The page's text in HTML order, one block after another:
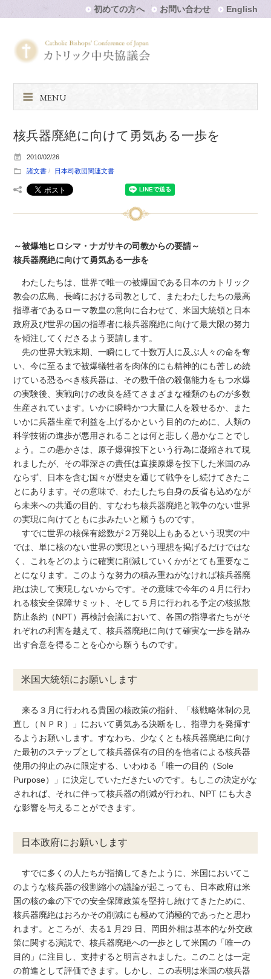
初めての方へ お問い合わせ English
MENU
核兵器廃絶に向けて勇気ある一歩を
2010/02/26
諸文書
日本司教団関連文書
～被爆地ヒロシマ・ナガサキの司教からの要請～
核兵器廃絶に向けて勇気ある一歩を
わたしたちは、世界で唯一の被爆国である日本のカトリック
教会の広島、長崎における司教として、またわたしたちの最高
指導者であるローマ教皇の意向に合わせて、米国大統領と日本
政府及び世界の国の指導者に核兵器廃絶に向けて最大限の努力
を傾注してくださるよう要請します。
先の世界大戦末期、一瞬にして十数万人に及ぶ人々の命を奪
い、今に至るまで被爆犠牲者を肉体的にも精神的にも苦しめ続
けている恐るべき核兵器は、その数千倍の殺傷能力をもつ水爆
の実験後、実戦向けの改良を経てさまざまな種類のものが多数
生産されています。いかに瞬時かつ大量に人を殺せるか、また
いかに兵器生産で利益を上げるかという目的のために、人類の
科学技術の進歩が悪用されることは何と悲しく愚かなことでし
ょう。この愚かさは、原子爆弾投下という行為に凝縮されて現
れましたが、その罪深さの責任は直接原爆を投下した米国のみ
ならず、日本を含む国々が歴史を通じて戦争をし続けてきたこ
とにあります。その意味で、わたしたち自身の反省も込めなが
ら未来への共通の目的、すなわち核兵器廃絶と戦争のない世界
の実現に向けてともに歩みたいと願うものです。
すでに世界の核保有総数が２万発以上もあるという現実の中
では、単に核のない世界の実現という理想を掲げるだけではな
く、これをどのように確実に削減していくかがとても重要なこ
とになります。このような努力の積み重ねがなければ核兵器廃
絶は決して実現しないからです。その意味で今年の４月に行わ
れる核安全保障サミット、そして５月に行われる予定の核拡散
防止条約（NPT）再検討会議において、各国の指導者たちがそ
れぞれの利害を越えて、核兵器廃絶に向けて確実な一歩を踏み
出す合意を得ることを心から願うものです。
米国大統領にお願いします
来る３月に行われる貴国の核政策の指針、「核戦略体制の見
直し（ＮＰＲ）」において勇気ある決断をし、指導力を発揮す
るようお願いします。すなわち、少なくとも核兵器廃絶に向け
た最初のステップとして核兵器保有の目的を他者による核兵器
使用の抑止のみに限定する、いわゆる「唯一の目的（Sole
Purpose）」に決定していただきたいのです。もしこの決定がな
されれば、それに伴って核兵器の削減が行われ、NPT にも大き
な影響を与えることができます。
日本政府にお願いします
すでに多くの人たちが指摘してきたように、米国においてこ
のような核兵器の役割縮小の議論が起こっても、日本政府は米
国の核の傘の下での安全保障政策を堅持し続けてきたために、
核兵器廃絶はおろかその削減にも極めて消極的であったと思わ
れます。ところが、去る1 月29 日、岡田外相は基本的な外交政
策に関する演説で、核兵器廃絶への一歩として米国の「唯一の
目的」に注目し、支持すると明言されました。このことは一定
の前進として評価できます。しかし、この表明は米国の核兵器